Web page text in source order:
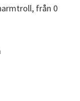
från 0